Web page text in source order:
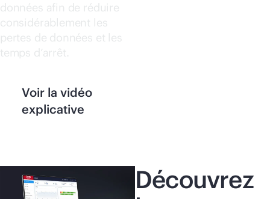
données afin de réduire
considérablement les
pertes de données et les
temps d’arrêt.
Voir la vidéo
explicative
Découvrez